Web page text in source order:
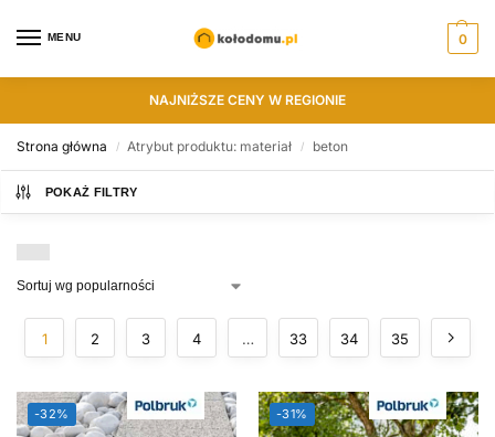
MENU 0
NAJNIŻSZE CENY W REGIONIE
Strona główna / Atrybut produktu: materiał / beton
POKAŻ FILTRY
1 2 3 4 … 33 34 35
-32% -31%